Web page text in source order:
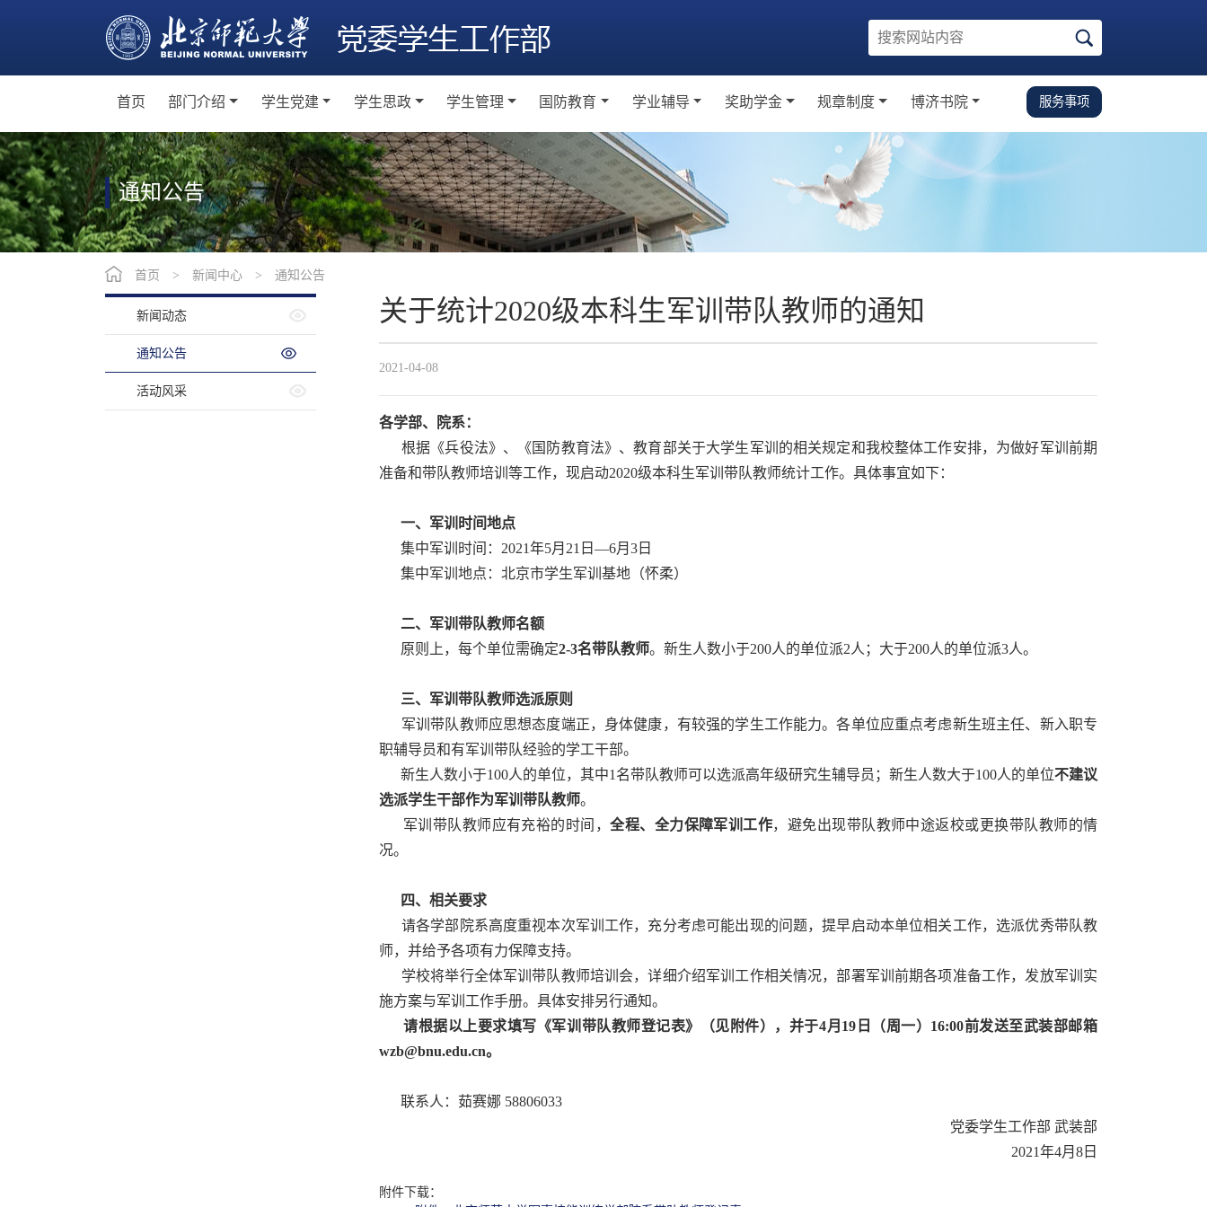
首页 部门介绍
机构设置
党群工作
学生党建
学生党员教育培训
学生党支部建设
学生党建活动
学生党建工作制度
学生思政
主题教育
班级建设
社会实践
教师素养教育
卓越训练营
学生管理
学生纪律奖惩
宿舍文化建设
国防教育
学生军事训练
军事理论课程
日常国防教育
大学生征兵
学业辅导
学业辅导室
奖助学金
本科生奖学金
规章制度
规章制度
博济书院
校园生活指南
党建思政
服务事项
通知公告
首页 > 新闻中心 > 通知公告
新闻动态
通知公告
活动风采
关于统计2020级本科生军训带队教师的通知
2021-04-08
各学部、院系：
根据《兵役法》、《国防教育法》、教育部关于大学生军训的相关规定和我校整体工作安排，为做好军训前期
准备和带队教师培训等工作，现启动2020级本科生军训带队教师统计工作。具体事宜如下：
一、军训时间地点
集中军训时间：2021年5月21日—6月3日
集中军训地点：北京市学生军训基地（怀柔）
二、军训带队教师名额
原则上，每个单位需确定2-3名带队教师。新生人数小于200人的单位派2人；大于200人的单位派3人。
三、军训带队教师选派原则
军训带队教师应思想态度端正，身体健康，有较强的学生工作能力。各单位应重点考虑新生班主任、新入职专
职辅导员和有军训带队经验的学工干部。
新生人数小于100人的单位，其中1名带队教师可以选派高年级研究生辅导员；新生人数大于100人的单位不建议
选派学生干部作为军训带队教师。
军训带队教师应有充裕的时间，全程、全力保障军训工作，避免出现带队教师中途返校或更换带队教师的情
况。
四、相关要求
请各学部院系高度重视本次军训工作，充分考虑可能出现的问题，提早启动本单位相关工作，选派优秀带队教
师，并给予各项有力保障支持。
学校将举行全体军训带队教师培训会，详细介绍军训工作相关情况，部署军训前期各项准备工作，发放军训实
施方案与军训工作手册。具体安排另行通知。
请根据以上要求填写《军训带队教师登记表》（见附件），并于4月19日（周一）16:00前发送至武装部邮箱
wzb@bnu.edu.cn。
联系人：茹赛娜 58806033
党委学生工作部 武装部
2021年4月8日
附件下载：